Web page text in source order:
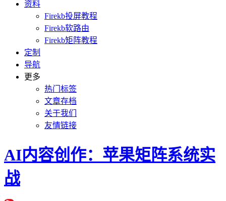
资料
Firekb投屏教程
Firekb软路由
Firekb矩阵教程
定制
导航
更多
热门标签
文章存档
关于我们
友情链接
AI内容创作：苹果矩阵系统实
战